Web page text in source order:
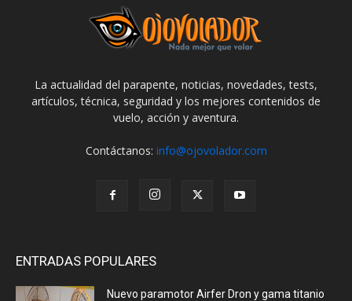
La actualidad del parapente, noticias, novedades, tests,
artículos, técnica, seguridad y los mejores contenidos de
vuelo, acción y aventura.
Contáctanos: info@ojovolador.com
ENTRADAS POPULARES
Nuevo paramotor Airfer Dron y gama titanio